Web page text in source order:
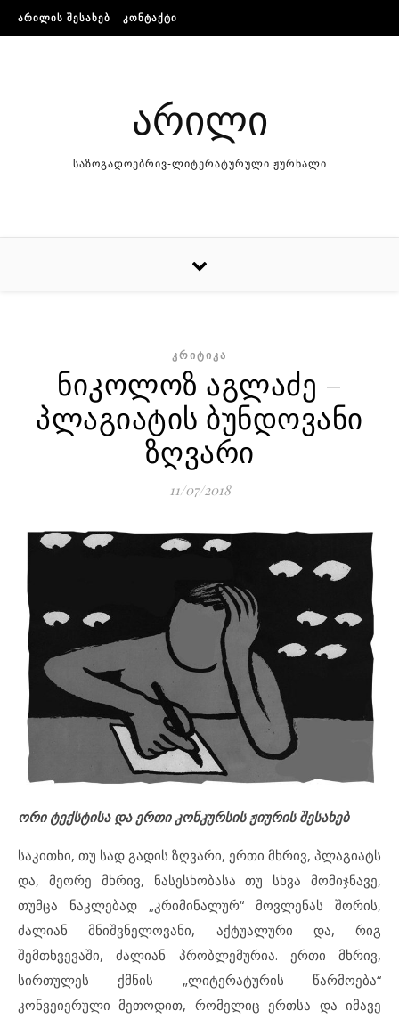
Skip to content
ᲐᲠᲘᲚᲘᲡ ᲨᲔᲡᲐᲮᲔᲑ ᲙᲝᲜᲢᲐᲥᲢᲘ
არილი
საზოგადოებრივ-ლიტერატურული ჟურნალი
ᲙᲠᲘᲢᲘᲙᲐ
ნიკოლოზ აგლაძე –
პლაგიატის ბუნდოვანი
ზღვარი
11/07/2018
ორი ტექსტისა და ერთი კონკურსის ჟიურის შესახებ
საკითხი, თუ სად გადის ზღვარი, ერთი მხრივ, პლაგიატს
და, მეორე მხრივ, ნასესხობასა თუ სხვა მომიჯნავე,
თუმცა ნაკლებად „კრიმინალურ“ მოვლენას შორის,
ძალიან მნიშვნელოვანი, აქტუალური და, რიგ
შემთხვევაში, ძალიან პრობლემურია. ერთი მხრივ,
სირთულეს ქმნის „ლიტერატურის წარმოება“
კონვეიერული მეთოდით, რომელიც ერთსა და იმავე